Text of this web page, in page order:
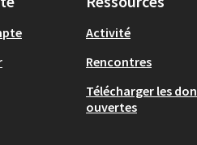
Activité
Rencontres
Télécharger les
ouvertes